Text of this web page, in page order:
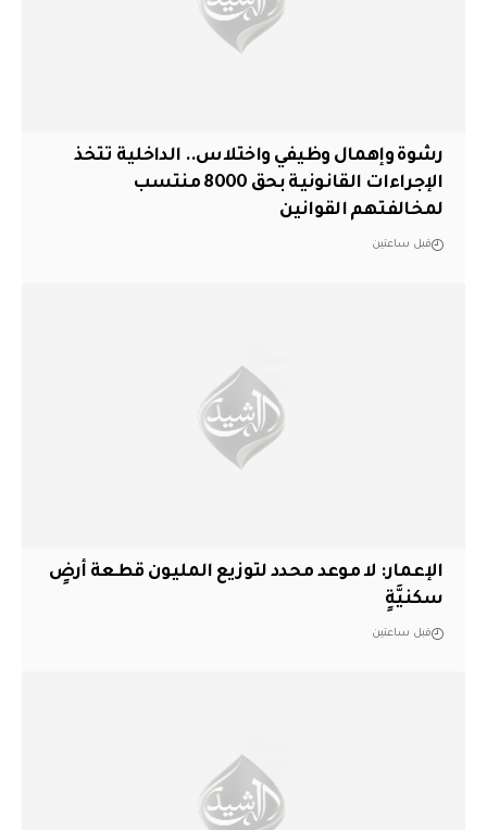
رشوة وإهمال وظيفي واختلاس.. الداخلية تتخذ
الإجراءات القانونية بحق 8000 منتسب
لمخالفتهم القوانين
قبل ساعتين
الإعمار: لا موعد محدد لتوزيع المليون قطعة أرضٍ
سكنيَّةٍ
قبل ساعتين